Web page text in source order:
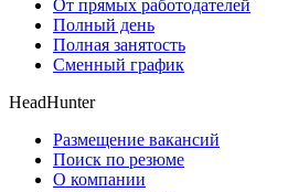
От прямых работодателей
Полный день
Полная занятость
Сменный график
HeadHunter
Размещение вакансий
Поиск по резюме
О компании